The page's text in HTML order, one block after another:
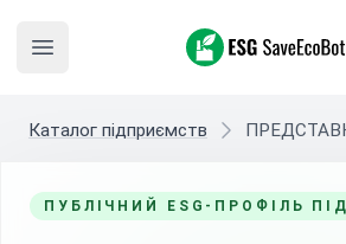
Open main menu
ESG SaveEcoBot
Каталог підприємств
ПУБЛІЧНИЙ ESG-ПРОФІЛЬ